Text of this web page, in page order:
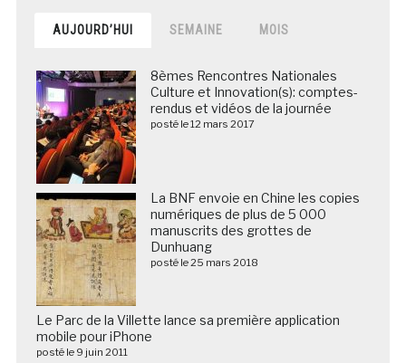
AUJOURD’HUI SEMAINE MOIS
8èmes Rencontres Nationales
Culture et Innovation(s): comptes-
rendus et vidéos de la journée
posté le 12 mars 2017
La BNF envoie en Chine les copies
numériques de plus de 5 000
manuscrits des grottes de
Dunhuang
posté le 25 mars 2018
Le Parc de la Villette lance sa première application
mobile pour iPhone
posté le 9 juin 2011